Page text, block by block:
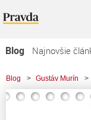
Blog
Najnovšie
Najčítanejšie články
Najkomentovanejšie
Blog > Gustáv Murín >